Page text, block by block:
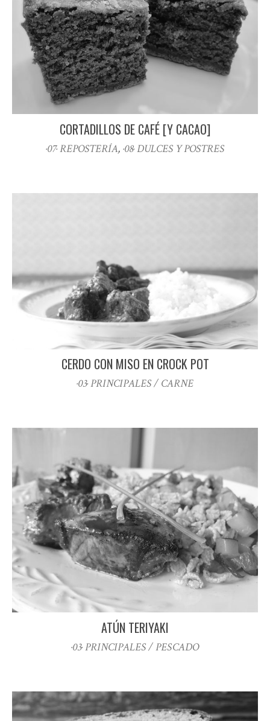
CORTADILLOS DE CAFÉ [Y CACAO]
·07· REPOSTERÍA, ·08· DULCES Y POSTRES
CERDO CON MISO EN CROCK POT
·03· PRINCIPALES / CARNE
ATÚN TERIYAKI
·03· PRINCIPALES / PESCADO